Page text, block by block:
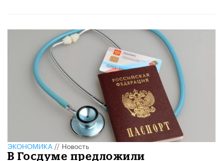
ЭКОНОМИКА//Новость
В Госдуме предложили